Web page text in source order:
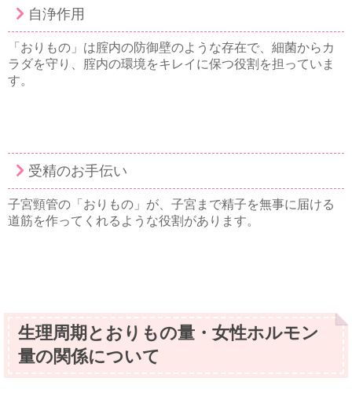
自浄作用
「おりもの」は腟内の防御壁のような存在で、細菌からカ
ラダを守り、腟内の環境をキレイに保つ役割を担っていま
す。
受精のお手伝い
子宮頸管の「おりもの」が、子宮まで精子を無事に届ける
道筋を作ってくれるような役割があります。
生理周期とおりもの量・女性ホルモン
量の関係について